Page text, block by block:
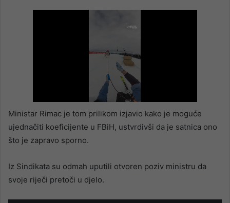
Ministar Rimac je tom prilikom izjavio kako je moguće
ujednačiti koeficijente u FBiH, ustvrdivši da je satnica ono
što je zapravo sporno.
Iz Sindikata su odmah uputili otvoren poziv ministru da
svoje riječi pretoči u djelo.